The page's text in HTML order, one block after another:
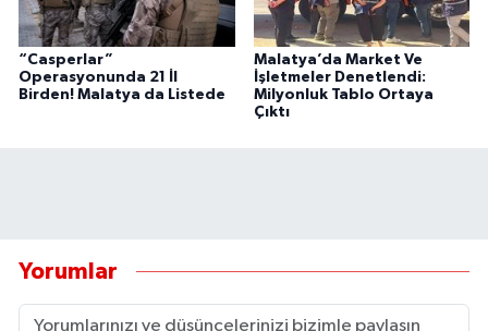
“Casperlar”
Operasyonunda 21 İl
Birden! Malatya da Listede
Malatya’da Market Ve
İşletmeler Denetlendi:
Milyonluk Tablo Ortaya
Çıktı
Yorumlar